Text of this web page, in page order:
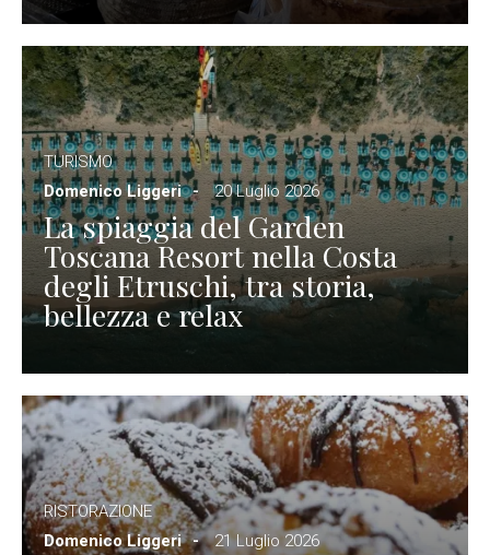
TURISMO
Domenico Liggeri
20 Luglio 2026
La spiaggia del Garden
Toscana Resort nella Costa
degli Etruschi, tra storia,
bellezza e relax
RISTORAZIONE
Domenico Liggeri
21 Luglio 2026